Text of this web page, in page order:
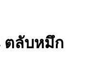
ตลับหมึก